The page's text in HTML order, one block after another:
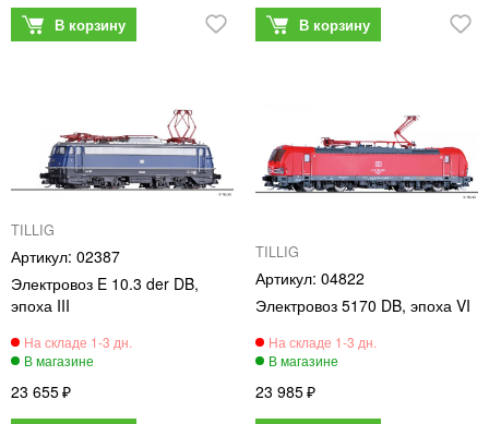
TILLIG
02387
Электровоз E 10.3 der DB,
эпоха III
23 655
TILLIG
04822
Электровоз 5170 DB, эпоха VI
23 985